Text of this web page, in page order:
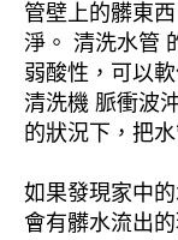
管壁上的髒東
淨。 清洗水管
弱酸性，可以
清洗機 脈衝波
的狀況下，把
如果發現家中
會有髒水流出